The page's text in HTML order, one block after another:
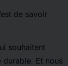
de savoir
souhaitent
durable. Et nous